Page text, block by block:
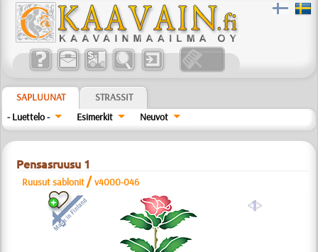
SAPLUUNAT
STRASSIT
- Luettelo -
Esimerkit Neuvot
Pensasruusu 1
Ruusut sablonit /v4000-046
a